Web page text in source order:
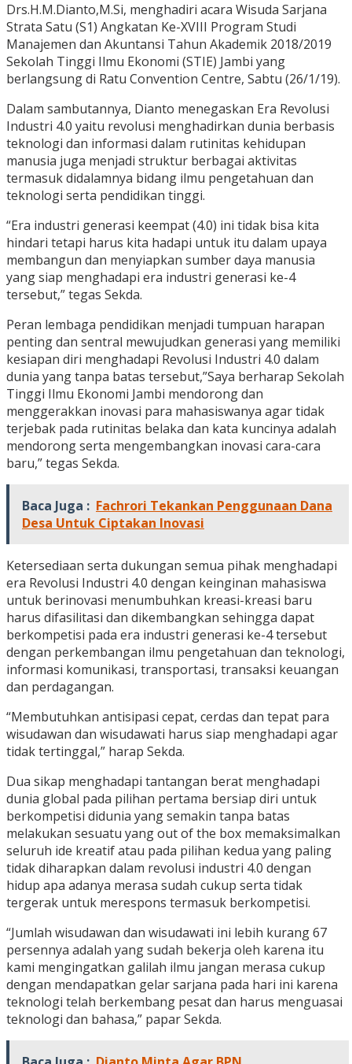
Drs.H.M.Dianto,M.Si, menghadiri acara Wisuda Sarjana
Strata Satu (S1) Angkatan Ke-XVIII Program Studi
Manajemen dan Akuntansi Tahun Akademik 2018/2019
Sekolah Tinggi Ilmu Ekonomi (STIE) Jambi yang
berlangsung di Ratu Convention Centre, Sabtu (26/1/19).
Dalam sambutannya, Dianto menegaskan Era Revolusi
Industri 4.0 yaitu revolusi menghadirkan dunia berbasis
teknologi dan informasi dalam rutinitas kehidupan
manusia juga menjadi struktur berbagai aktivitas
termasuk didalamnya bidang ilmu pengetahuan dan
teknologi serta pendidikan tinggi.
“Era industri generasi keempat (4.0) ini tidak bisa kita
hindari tetapi harus kita hadapi untuk itu dalam upaya
membangun dan menyiapkan sumber daya manusia
yang siap menghadapi era industri generasi ke-4
tersebut,” tegas Sekda.
Peran lembaga pendidikan menjadi tumpuan harapan
penting dan sentral mewujudkan generasi yang memiliki
kesiapan diri menghadapi Revolusi Industri 4.0 dalam
dunia yang tanpa batas tersebut,”Saya berharap Sekolah
Tinggi Ilmu Ekonomi Jambi mendorong dan
menggerakkan inovasi para mahasiswanya agar tidak
terjebak pada rutinitas belaka dan kata kuncinya adalah
mendorong serta mengembangkan inovasi cara-cara
baru,” tegas Sekda.
Baca Juga : Fachrori Tekankan Penggunaan Dana
Desa Untuk Ciptakan Inovasi
Ketersediaan serta dukungan semua pihak menghadapi
era Revolusi Industri 4.0 dengan keinginan mahasiswa
untuk berinovasi menumbuhkan kreasi-kreasi baru
harus difasilitasi dan dikembangkan sehingga dapat
berkompetisi pada era industri generasi ke-4 tersebut
dengan perkembangan ilmu pengetahuan dan teknologi,
informasi komunikasi, transportasi, transaksi keuangan
dan perdagangan.
“Membutuhkan antisipasi cepat, cerdas dan tepat para
wisudawan dan wisudawati harus siap menghadapi agar
tidak tertinggal,” harap Sekda.
Dua sikap menghadapi tantangan berat menghadapi
dunia global pada pilihan pertama bersiap diri untuk
berkompetisi didunia yang semakin tanpa batas
melakukan sesuatu yang out of the box memaksimalkan
seluruh ide kreatif atau pada pilihan kedua yang paling
tidak diharapkan dalam revolusi industri 4.0 dengan
hidup apa adanya merasa sudah cukup serta tidak
tergerak untuk merespons termasuk berkompetisi.
“Jumlah wisudawan dan wisudawati ini lebih kurang 67
persennya adalah yang sudah bekerja oleh karena itu
kami mengingatkan galilah ilmu jangan merasa cukup
dengan mendapatkan gelar sarjana pada hari ini karena
teknologi telah berkembang pesat dan harus menguasai
teknologi dan bahasa,” papar Sekda.